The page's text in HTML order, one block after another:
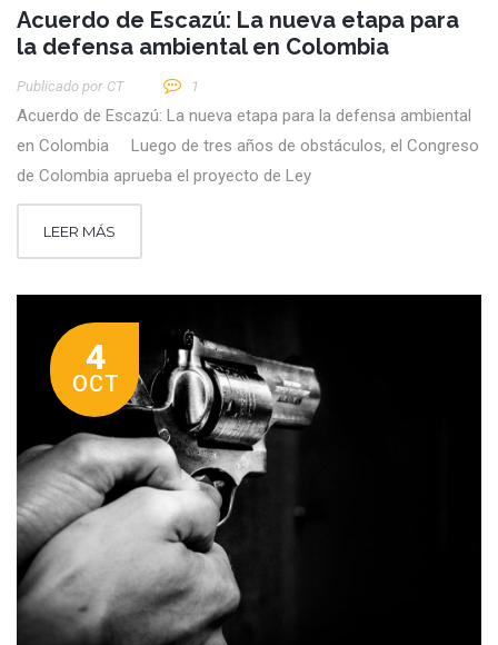
Acuerdo de Escazú: La nueva etapa para
la defensa ambiental en Colombia
Publicado por CT 1
Acuerdo de Escazú: La nueva etapa para la defensa ambiental
en Colombia Luego de tres años de obstáculos, el Congreso
de Colombia aprueba el proyecto de Ley
LEER MÁS
4
OCT